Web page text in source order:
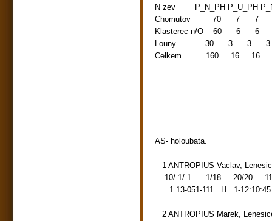
N zev P_N_PH P_U_PH
Chomutov 70 7 7 7
Klasterec n/O 60 6 6
Louny 30 3 3 3
Celkem 160 16 16
AS- holoubata.
1 ANTROPIUS Vaclav,
10/ 1/ 1 1/18 20/20
1 13-051-111 H 1-
2 ANTROPIUS Marek,